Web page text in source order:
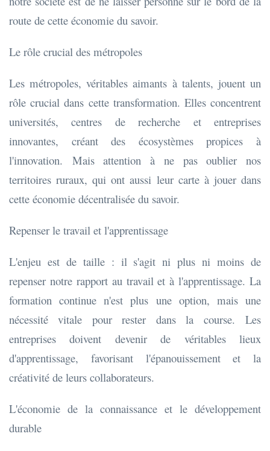
route de cette économie du savoir.
Le rôle crucial des métropoles
Les métropoles, véritables aimants à talents, jouent un
rôle crucial dans cette transformation. Elles concentrent
universités, centres de recherche et entreprises
innovantes, créant des écosystèmes propices à
l'innovation. Mais attention à ne pas oublier nos
territoires ruraux, qui ont aussi leur carte à jouer dans
cette économie décentralisée du savoir.
Repenser le travail et l'apprentissage
L'enjeu est de taille : il s'agit ni plus ni moins de
repenser notre rapport au travail et à l'apprentissage. La
formation continue n'est plus une option, mais une
nécessité vitale pour rester dans la course. Les
entreprises doivent devenir de véritables lieux
d'apprentissage, favorisant l'épanouissement et la
créativité de leurs collaborateurs.
L'économie de la connaissance et le développement
durable